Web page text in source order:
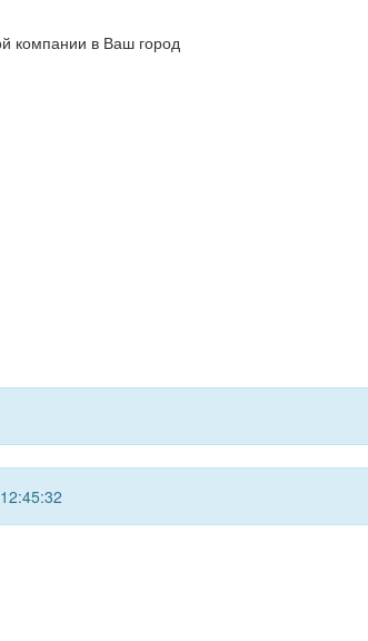
компании в Ваш город